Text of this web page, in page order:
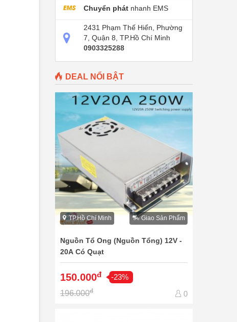
Chuyển phát nhanh EMS
2431 Phạm Thế Hiển, Phường
7, Quận 8, TP.Hồ Chí Minh
0903325288
DEAL NỔI BẬT
TP.Hồ Chí Minh Giao Sản Phẩm
Nguồn Tổ Ong (Nguồn Tổng) 12V -
20A Có Quạt
150.000đ
-23%
196.000đ 0